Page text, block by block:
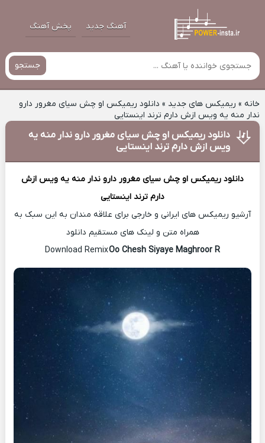
آهنگ جدید پخش آهنگ
جستجو
خانه» ریمیکس های جدید » دانلود ریمیکس او چش سیای مغرور دارو
ندار منه یه ویس ازش دارم ترند اینستایی
دانلود ریمیکس او چش سیای مغرور دارو ندار منه یه
ویس ازش دارم ترند اینستایی
دانلود ریمیکس او چش سیای مغرور دارو ندار منه یه ویس ازش
دارم ترند اینستایی
آرشیو ریمیکس های ایرانی و خارجی برای علاقه مندان به این سبک به
همراه متن و لینک های مستقیم دانلود
Download Remix
Oo Chesh Siyaye Maghroor R